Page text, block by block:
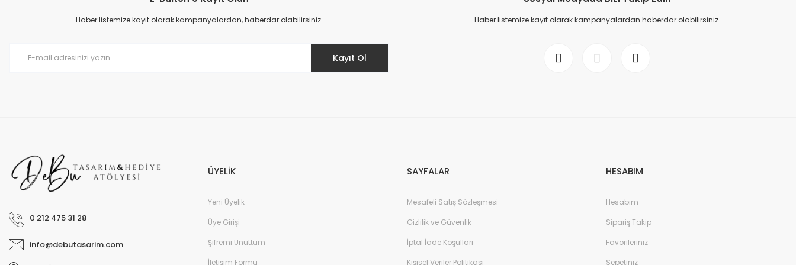
Ürün bilgilerinde hatalar bulunuyor.
Ürün fiyatı diğer sitelerden daha pahalı.
Haber listemize kayıt olarak kampanyalardan, haberdar olabilirsiniz.
Kayıt Ol
Haber listemize kayıt olarak kampanyalardan haberdar olabilirsiniz.
0 212 475 31 28
info@debutasarim.com
ÜYELİK
Yeni Üyelik
Üye Girişi
Şifremi Unuttum
İletişim Formu
SAYFALAR
Mesafeli Satış Sözleşmesi
Gizlilik ve Güvenlik
İptal İade Koşullari
Kişisel Veriler Politikası
HESABIM
Hesabım
Sipariş Takip
Favorileriniz
Sepetiniz